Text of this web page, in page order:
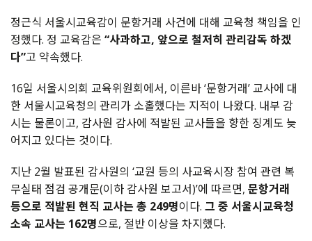
정근식 서울시교육감이 문항거래 사건에 대해 교육청 책임을 인
정했다. 정 교육감은 “사과하고, 앞으로 철저히 관리감독 하겠
다”고 약속했다.
16일 서울시의회 교육위원회에서, 이른바 ‘문항거래’ 교사에 대
한 서울시교육청의 관리가 소홀했다는 지적이 나왔다. 내부 감
시는 물론이고, 감사원 감사에 적발된 교사들을 향한 징계도 늦
어지고 있다는 것이다.
지난 2월 발표된 감사원의 ‘교원 등의 사교육시장 참여 관련 복
무실태 점검 공개문(이하 감사원 보고서)’에 따르면, 문항거래
등으로 적발된 현직 교사는 총 249명이다. 그 중 서울시교육청
소속 교사는 162명으로, 절반 이상을 차지했다.